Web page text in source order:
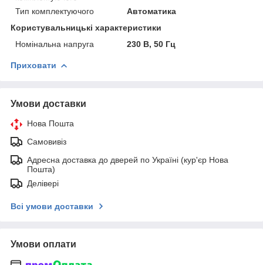
Тип комплектуючого
Автоматика
Користувальницькі характеристики
Номінальна напруга
230 В, 50 Гц
Приховати
Умови доставки
Нова Пошта
Самовивіз
Адресна доставка до дверей по Україні (кур'єр Нова
Пошта)
Делівері
Всі умови доставки
Умови оплати